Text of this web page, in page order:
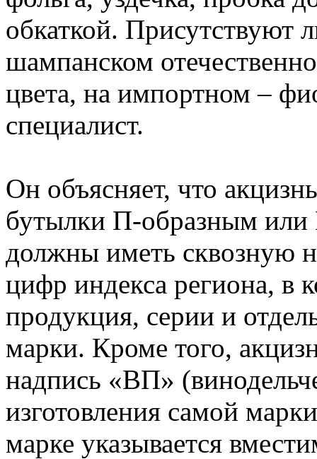
обкаткой. Присутствуют
шампанском
цвета, на импортном –
специалист.
Он объясняет, что
бутылки П-образным
должны иметь сквозную
цифр индекса региона, в
продукция, серии и
марки. Кроме того,
надпись «ВП»
изготовления самой
марке указывается